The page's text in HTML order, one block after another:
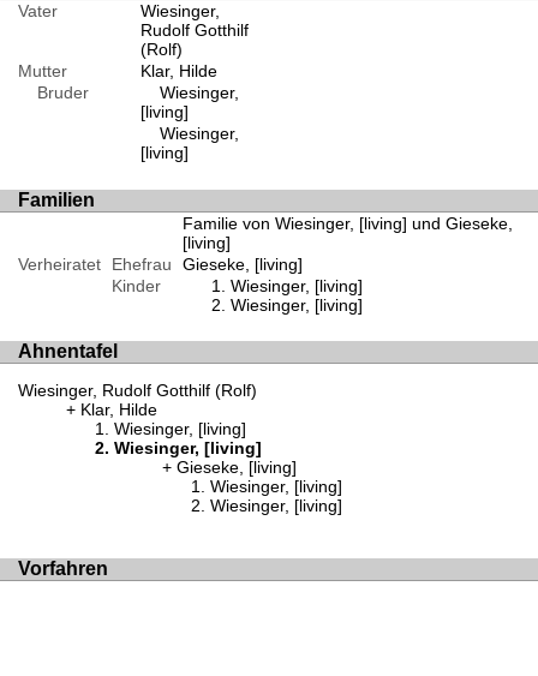
Vater
Wiesinger,
Rudolf Gotthilf
(Rolf)
Mutter
Klar, Hilde
Bruder
Wiesinger,
[living]
Wiesinger,
[living]
Familien
Familie von Wiesinger, [living] und Gieseke,
[living]
Verheiratet
Ehefrau
Gieseke, [living]
Kinder
Wiesinger, [living]
Wiesinger, [living]
Ahnentafel
Wiesinger, Rudolf Gotthilf (Rolf)
Klar, Hilde
Wiesinger, [living]
Wiesinger, [living]
Gieseke, [living]
Wiesinger, [living]
Wiesinger, [living]
Vorfahren